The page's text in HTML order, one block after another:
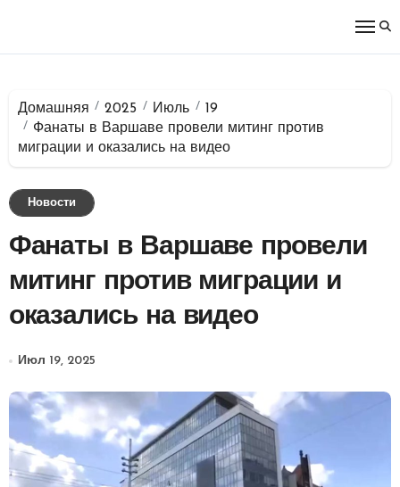
Домашняя 2025 Июль
19
Фанаты в Варшаве провели митинг против
миграции и оказались на видео
Новости
Фанаты в Варшаве провели
митинг против миграции и
оказались на видео
Июл 19, 2025